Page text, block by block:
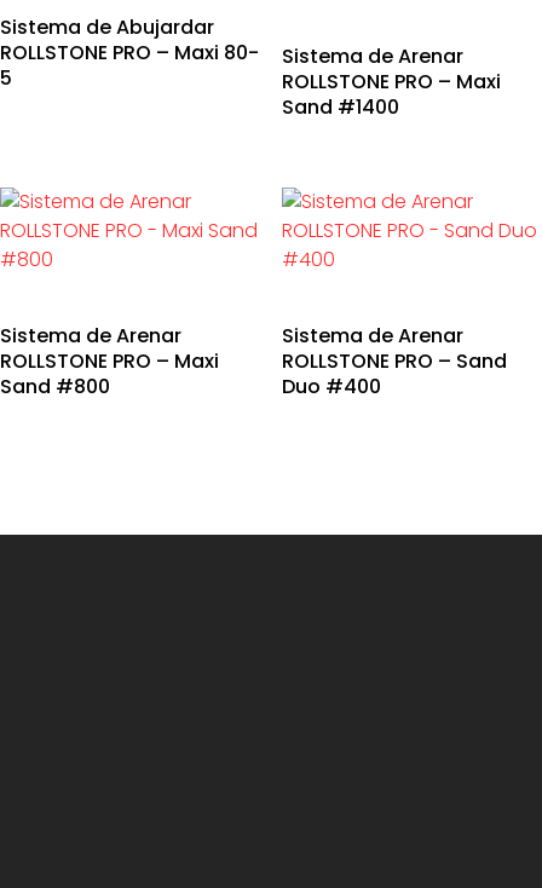
Sistema de Abujardar
ROLLSTONE PRO – Maxi 80-
5
Sistema de Arenar
ROLLSTONE PRO – Maxi
Sand #1400
Sistema de Arenar
ROLLSTONE PRO – Maxi
Sand #800
Sistema de Arenar
ROLLSTONE PRO – Sand
Duo #400